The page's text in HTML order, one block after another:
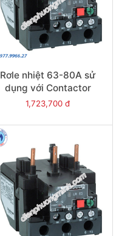
Rơle nhiệt 63-80A sử
dụng với Contactor
LC1E80-E95 - Model
1,723,700 đ